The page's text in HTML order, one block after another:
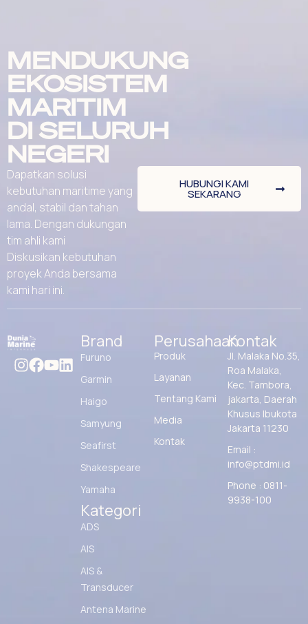
MENDUKUNG
EKOSISTEM
MARITIM
DI SELURUH
NEGERI
Dapatkan solusi
kebutuhan maritime yang
andal, stabil dan tahan
lama. Dengan dukungan
tim ahli kami
Diskusikan kebutuhan
proyek Anda bersama
kami hari ini.
HUBUNGI KAMI
SEKARANG
Brand
Furuno
Garmin
Haigo
Samyung
Seafirst
Shakespeare
Yamaha
Kategori
ADS
AIS
AIS &
Transducer
Antena Marine
Perusahaan
Produk
Layanan
Tentang Kami
Media
Kontak
Kontak
Jl. Malaka No.35,
Roa Malaka,
Kec. Tambora,
jakarta, Daerah
Khusus Ibukota
Jakarta 11230
Email :
info@ptdmi.id
Phone : 0811-
9938-100